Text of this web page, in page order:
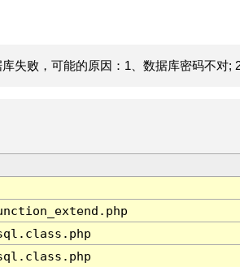
失败，可能的原因：1、数据库密码不对;